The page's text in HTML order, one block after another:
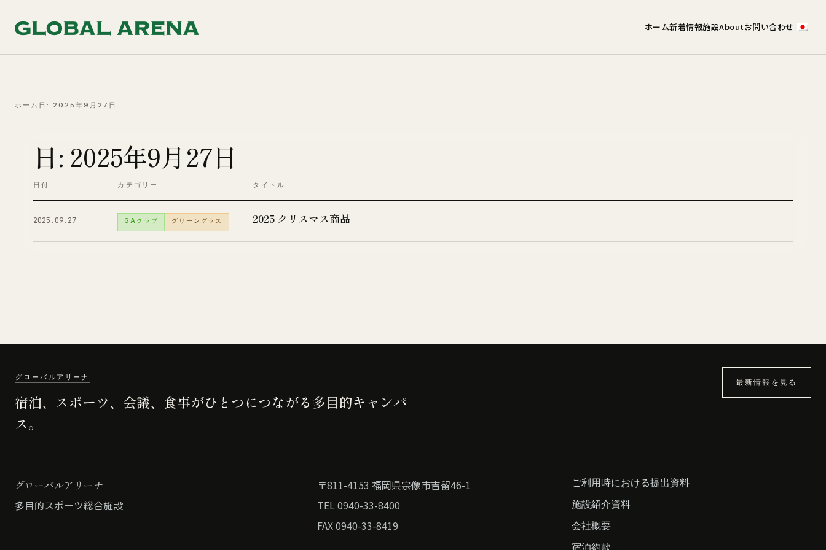
ホーム新着情報施設Aboutお問い合わせ
ホーム 日: 2025年9月27日
日: 2025年9月27日
日付 カテゴリー タイトル
2025.09.27 GAクラブ グリーングラス 2025 クリスマス商品
グローバルアリーナ
宿泊、スポーツ、会議、食事がひとつにつながる多目的キャンパ
ス。
最新情報を見る
グローバルアリーナ
多目的スポーツ総合施設
〒811-4153 福岡県宗像市吉留46-1
TEL 0940-33-8400
FAX 0940-33-8419
ご利用時における提出資料
施設紹介資料
会社概要
宿泊約款